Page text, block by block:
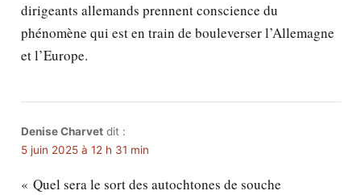
dirigeants allemands prennent conscience du
phénomène qui est en train de bouleverser l’Allemagne
et l’Europe.
Denise Charvet dit :
5 juin 2025 à 12 h 31 min
« Quel sera le sort des autochtones de souche